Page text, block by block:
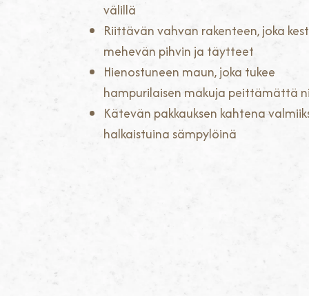
välillä
Riittävän vahvan rakenteen, joka
mehevän pihvin ja täytteet
Hienostuneen maun, joka tukee
hampurilaisen makuja peittämättä
Kätevän pakkauksen kahtena
halkaistuina sämpylöinä